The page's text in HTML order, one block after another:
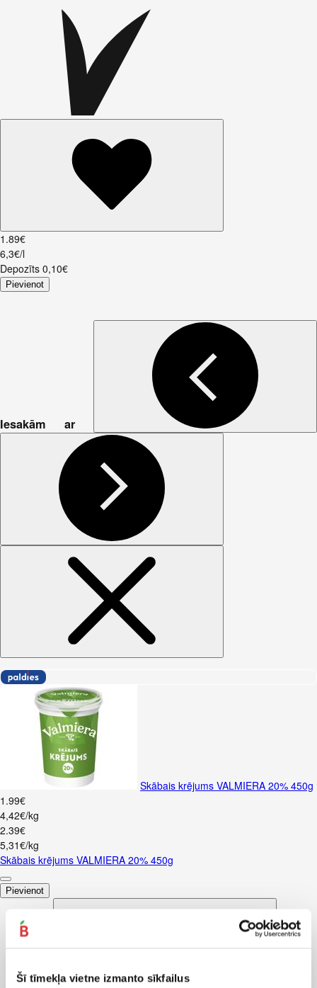
Šī tīmekļa vietne izmanto sīkfailus
1 .89€
6,3€/l
Depozīts 0,10€
Pievienot
Iesakām ar
Skābais krējums VALMIERA 20% 450g
1 .99€
4,42€/kg
2.39€
5,31€/kg
Skābais krējums VALMIERA 20% 450g
Pievienot